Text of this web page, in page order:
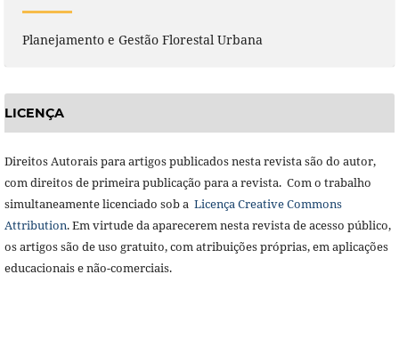
Planejamento e Gestão Florestal Urbana
LICENÇA
Direitos Autorais para artigos publicados nesta revista são do autor,
com direitos de primeira publicação para a revista. Com o trabalho
simultaneamente licenciado sob a Licença Creative Commons
Attribution. Em virtude da aparecerem nesta revista de acesso público,
os artigos são de uso gratuito, com atribuições próprias, em aplicações
educacionais e não-comerciais.